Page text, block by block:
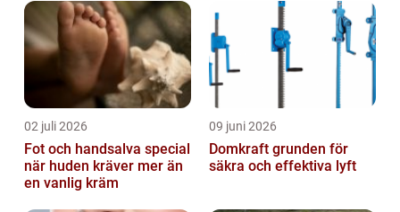
02 juli 2026
Fot och handsalva special
när huden kräver mer än
en vanlig kräm
09 juni 2026
Domkraft grunden för
säkra och effektiva lyft